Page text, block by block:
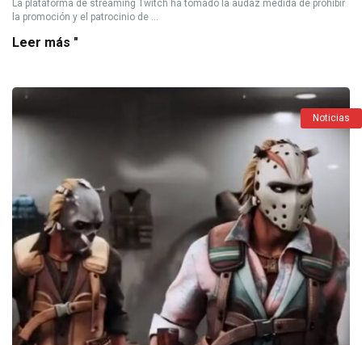
La plataforma de streaming Twitch ha tomado la audaz medida de prohibir
la promoción y el patrocinio de ...
Leer más "
Noticias